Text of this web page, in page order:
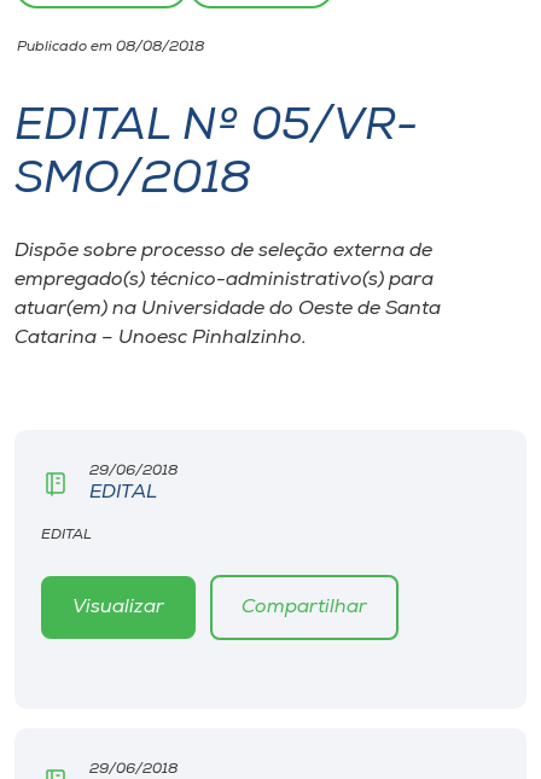
Unoesc
Internacionalização
I.nova
Diplomados
Cultura
Biblioteca
Unoesc
Publicado em 08/08/2018
EDITAL Nº 05/VR-
SMO/2018
Dispõe sobre processo de seleção externa de
empregado(s) técnico-administrativo(s) para
atuar(em) na Universidade do Oeste de Santa
Catarina – Unoesc Pinhalzinho.
29/06/2018
EDITAL
EDITAL
Visualizar Compartilhar
29/06/2018